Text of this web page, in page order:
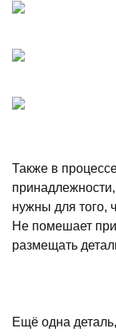
Также в
нужны для того,
Не помешает
размещать
Ещё одна